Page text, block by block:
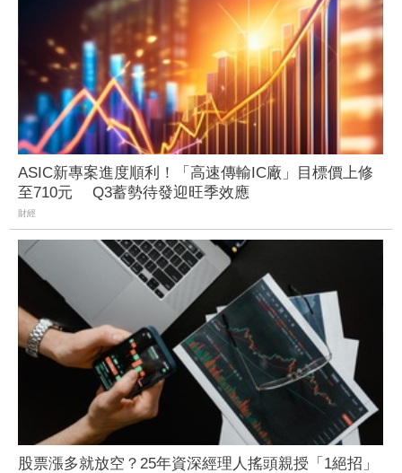
ASIC新專案進度順利！「高速傳輸IC廠」目標價上修
至710元 Q3蓄勢待發迎旺季效應
財經
股票漲多就放空？25年資深經理人搖頭親授「1絕招」